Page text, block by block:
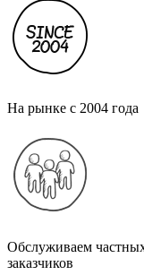
На рынке с 2004 года
Обслуживаем
заказчиков